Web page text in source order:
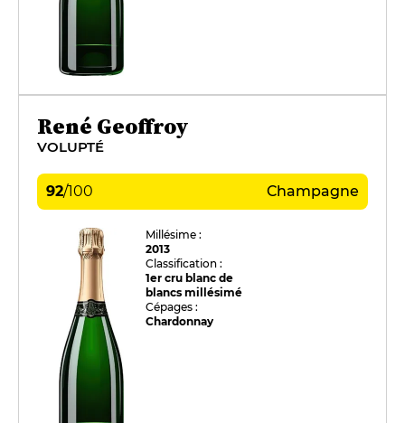
René Geoffroy
VOLUPTÉ
92/100 Champagne
Millésime :
2013
Classification :
1er cru blanc de
blancs millésimé
Cépages :
Chardonnay